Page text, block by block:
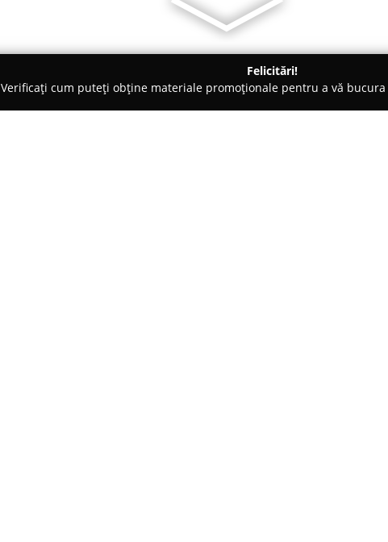
Felicitări!
Verificați cum puteți obține materiale promoționale pentru a vă